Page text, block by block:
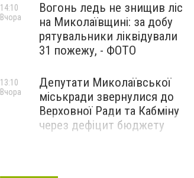
Вогонь ледь не знищив ліс
на Миколаївщині: за добу
рятувальники ліквідували
31 пожежу, - ФОТО
14:10
Вчора
Депутати Миколаївської
міськради звернулися до
Верховної Ради та Кабміну
через дефіцит бюджету
13:10
Вчора